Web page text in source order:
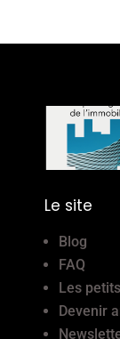
Le site
Blog
FAQ
Les
Devenir